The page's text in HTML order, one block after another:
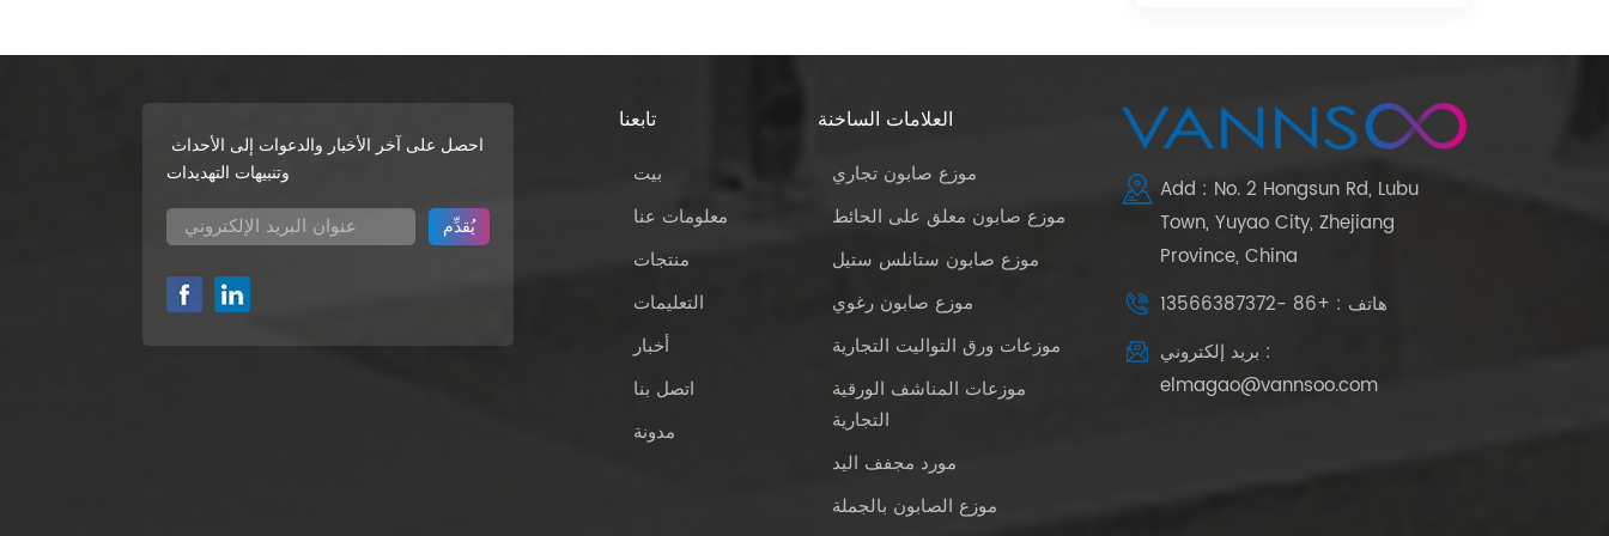
الفولاذ المقاوم للصدأ مظهرًا عصريًا أنيقًا يُكمل تجهيزات الحمامات الفاخرة والديكورات الداخلية الراقية. تشطيبه
الصابون المثبتة على الحائط مصنوع من الفولاذ المقاوم للصدأ، مثالي لتوفير مساحة على الطاولة مع الحفاظ على
المظهر الجمالي النظيف. تتوفر موزعات البلاستيك بألوان وأنماط متنوعة، مما يجعلها خيارًا اقتصاديًا للمناسبات غير
الرسمية. إلا أنها تفتقر إلى الملمس الفاخر والجاذبية البصرية طويلة الأمد التي يتميز بها الفولاذ المقاوم للصدأ. 4.
التأثير البيئيللمشترين المهتمين بالبيئة، تُعدّ موزعات الفولاذ المقاوم للصدأ الخيار الأمثل للاستدامة. فهي قابلة لإعادة
التدوير بالكامل، وتدوم لعقود، مما يُقلل من النفايات. في المقابل، تُساهم الموزعات البلاستيكية في التلوث البيئي،
خاصةً مع استبدالها بشكل متكرر. 5. التكلفة مقابل القيمةرغم أن موزعات الصابون المصنوعة من الفولاذ المقاوم للصدأ
أعلى تكلفةً أولية، إلا أن عمرها الافتراضي يجعلها أكثر فعاليةً من حيث التكلفة على المدى الطويل. قد يبدو البلاستيك
أرخص في البداية، لكن استبداله المتكرر يتراكم مع مرور الوقت. بصفتنا متخصصين في معدات دورات المياه التجارية،
قمنا بتركيب آلاف الموزعات في كل مكان، من الفنادق الفاخرة إلى المستشفيات المزدحمة. ما هي ردود الفعل
المتكررة؟ الفولاذ المقاوم للصدأ هو الأفضل. على عكس البلاستيك الذي يصفر ويتشوه، فإن منتجاتنا موزعات من
الفولاذ المقاوم للصدأ من الدرجة 304 تحافظ على مظهرها الأنيق لسنوات من الاستخدام المكثف. فهي لا تصمد أمام
تابعنا
بيت
معلومات عنا
منتجات
التعليمات
أخبار
اتصل بنا
مدونة
العلامات الساخنة
موزع صابون تجاري
موزع صابون معلق على الحائط
موزع صابون ستانلس ستيل
موزع صابون رغوي
موزعات ورق التواليت التجارية
موزعات المناشف الورقية
التجارية
مورد مجفف اليد
موزع الصابون بالجملة
Add : No. 2 Hongsun Rd, Lubu
Town, Yuyao City, Zhejiang
Province, China
هاتف : +86 -13566387372
بريد إلكتروني :
elmagao@vannsoo.com